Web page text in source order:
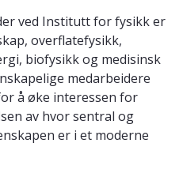
ved Institutt for fysikk er
overflatefysikk,
biofysikk og medisinsk
medarbeidere
å øke interessen for
av hvor sentral og
er i et moderne